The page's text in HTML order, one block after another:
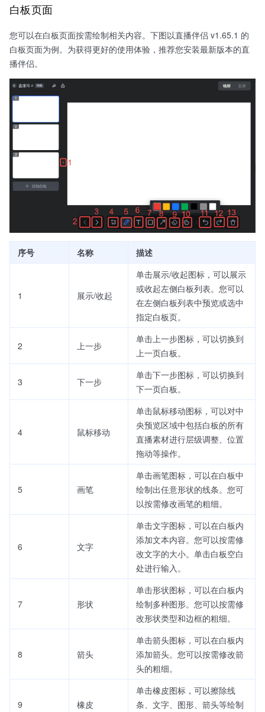
白板页面
您可以在白板页面按需绘制相关内容。下图以直播伴侣 v1.65.1 的
白板页面为例。为获得更好的使用体验，推荐您安装最新版本的直
播伴侣。
序号 名称 描述
1 展示/收起
单击展示/收起图标，可以展示
或收起左侧白板列表。您可以
在左侧白板列表中预览或选中
指定白板页。
2 上一步
单击上一步图标，可以切换到
上一页白板。
3 下一步
单击下一步图标，可以切换到
下一页白板。
4 鼠标移动
单击鼠标移动图标，可以对中
央预览区域中包括白板的所有
直播素材进行层级调整、位置
拖动等操作。
5 画笔
单击画笔图标，可以在白板中
绘制出任意形状的线条。您可
以按需修改画笔的粗细。
6 文字
单击文字图标，可以在白板内
添加文本内容。您可以按需修
改文字的大小。单击白板空白
处进行输入。
7 形状
单击形状图标，可以在白板内
绘制多种图形。您可以按需修
改形状类型和边框的粗细。
8 箭头
单击箭头图标，可以在白板内
添加箭头。您可以按需修改箭
头的粗细。
9 橡皮
单击橡皮图标，可以擦除线
条、文字、图形、箭头等绘制